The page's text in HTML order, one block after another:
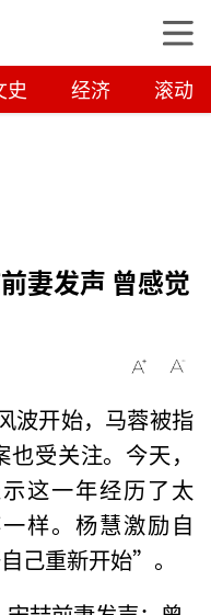
史 经济 滚动
妻发声 曾感觉
波开始，马蓉被指
受关注。今天，
这一年经历了太
样。杨慧激励自
己重新开始”。